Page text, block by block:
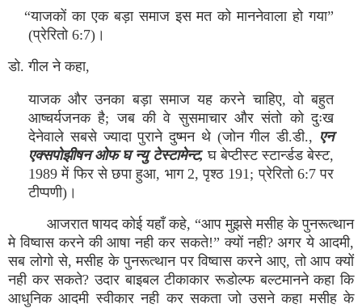
“याजकों का एक बड़ा समाज इस मत को माननेवाला हो गया”
(प्रेरितो 6:7)।
डो. गील ने कहा,
याजक और उनका बड़ा समाज यह करने चाहिए, वो बहुत
आष्‍चर्यजनक है; जब की वे सुसमाचार और संतो को दुःख
देनेवाले सबसे ज्‍यादा पुराने दुष्‍मन थे (जोन गील डी.डी., एन
एक्‍सपोझीषन ओफ घ न्‍यु टेस्‍टामेन्‍ट,घ बेप्‍टीस्‍ट स्‍टार्न्‍डड बेस्‍ट,
1989 में फिर से छपा हुआ, भाग 2, पृश्‍ठ 191; प्रेरितो 6:7 पर
टीप्‍पणी)।
आजरात षायद कोई यहाँ कहे, “आप मुझसे मसीह के पुनरूत्‍थान
मे विष्‍वास करने की आषा नही कर सकते!” क्‍यों नही? अगर ये आदमी,
सब लोगो से, मसीह के पुनरूत्‍थान पर विष्‍वास करने आए, तो आप क्‍यों
नही कर सकते? उदार बाइबल टीकाकार रूडोल्‍फ बल्‍टमानने कहा कि
आधुनिक आदमी स्‍वीकार नही कर सकता जो उसने कहा मसीह के